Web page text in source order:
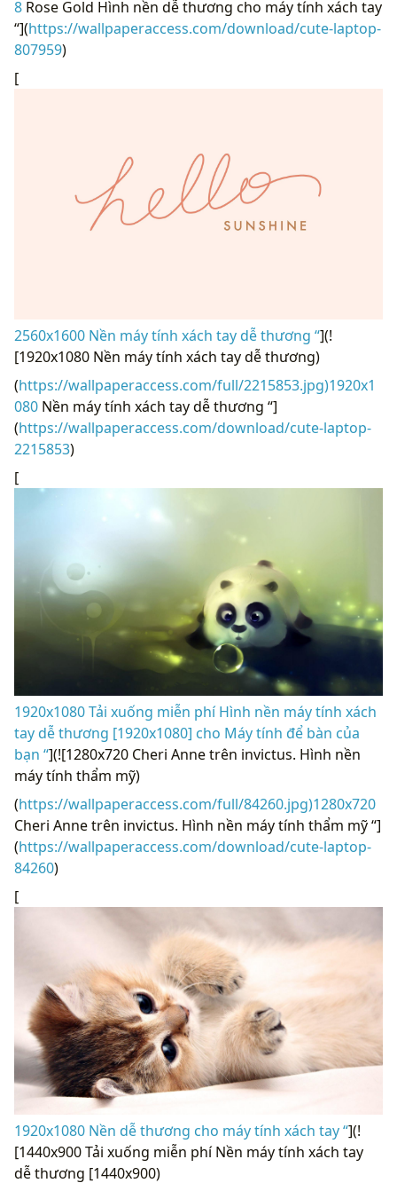
8 Rose Gold Hình nền dễ thương cho máy tính xách tay
“](https://wallpaperaccess.com/download/cute-laptop-
807959)
[
2560x1600 Nền máy tính xách tay dễ thương “](!
[1920x1080 Nền máy tính xách tay dễ thương)
(https://wallpaperaccess.com/full/2215853.jpg)1920x1
080 Nền máy tính xách tay dễ thương “]
(https://wallpaperaccess.com/download/cute-laptop-
2215853)
[
1920x1080 Tải xuống miễn phí Hình nền máy tính xách
tay dễ thương [1920x1080] cho Máy tính để bàn của
bạn “](![1280x720 Cheri Anne trên invictus. Hình nền
máy tính thẩm mỹ)
(https://wallpaperaccess.com/full/84260.jpg)1280x720
Cheri Anne trên invictus. Hình nền máy tính thẩm mỹ “]
(https://wallpaperaccess.com/download/cute-laptop-
84260)
[
1920x1080 Nền dễ thương cho máy tính xách tay “](!
[1440x900 Tải xuống miễn phí Nền máy tính xách tay
dễ thương [1440x900)